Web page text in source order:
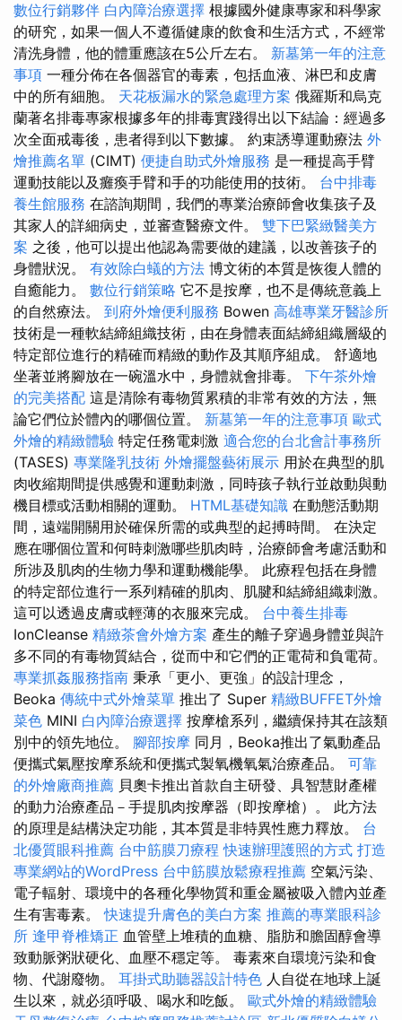
數位行銷夥伴 白內障治療選擇 根據國外健康專家和科學家
的研究，如果一個人不遵循健康的飲食和生活方式，不經常
清洗身體，他的體重應該在5公斤左右。 新墓第一年的注意
事項 一種分佈在各個器官的毒素，包括血液、淋巴和皮膚
中的所有細胞。 天花板漏水的緊急處理方案 俄羅斯和烏克
蘭著名排毒專家根據多年的排毒實踐得出以下結論：經過多
次全面戒毒後，患者得到以下數據。 約束誘導運動療法 外
燴推薦名單 (CIMT) 便捷自助式外燴服務 是一種提高手臂
運動技能以及癱瘓手臂和手的功能使用的技術。 台中排毒
養生館服務 在諮詢期間，我們的專業治療師會收集孩子及
其家人的詳細病史，並審查醫療文件。 雙下巴緊緻醫美方
案 之後，他可以提出他認為需要做的建議，以改善孩子的
身體狀況。 有效除白蟻的方法 博文術的本質是恢復人體的
自癒能力。 數位行銷策略 它不是按摩，也不是傳統意義上
的自然療法。 到府外燴便利服務 Bowen 高雄專業牙醫診所
技術是一種軟結締組織技術，由在身體表面結締組織層級的
特定部位進行的精確而精緻的動作及其順序組成。 舒適地
坐著並將腳放在一碗溫水中，身體就會排毒。 下午茶外燴
的完美搭配 這是清除有毒物質累積的非常有效的方法，無
論它們位於體內的哪個位置。 新墓第一年的注意事項 歐式
外燴的精緻體驗 特定任務電刺激 適合您的台北會計事務所
(TASES) 專業隆乳技術 外燴擺盤藝術展示 用於在典型的肌
肉收縮期間提供感覺和運動刺激，同時孩子執行並啟動與動
機目標或活動相關的運動。 HTML基礎知識 在動態活動期
間，遠端開關用於確保所需的或典型的起搏時間。 在決定
應在哪個位置和何時刺激哪些肌肉時，治療師會考慮活動和
所涉及肌肉的生物力學和運動機能學。 此療程包括在身體
的特定部位進行一系列精確的肌肉、肌腱和結締組織刺激。
這可以透過皮膚或輕薄的衣服來完成。 台中養生排毒
IonCleanse 精緻茶會外燴方案 產生的離子穿過身體並與許
多不同的有毒物質結合，從而中和它們的正電荷和負電荷。
專業抓姦服務指南 秉承「更小、更強」的設計理念，
Beoka 傳統中式外燴菜單 推出了 Super 精緻BUFFET外燴
菜色 MINI 白內障治療選擇 按摩槍系列，繼續保持其在該類
別中的領先地位。 腳部按摩 同月，Beoka推出了氣動產品
便攜式氣壓按摩系統和便攜式製氧機氧氣治療產品。 可靠
的外燴廠商推薦 貝奧卡推出首款自主研發、具智慧財產權
的動力治療產品－手提肌肉按摩器（即按摩槍）。 此方法
的原理是結構決定功能，其本質是非特異性應力釋放。 台
北優質眼科推薦 台中筋膜刀療程快速辦理護照的方式 打造
專業網站的WordPress 台中筋膜放鬆療程推薦 空氣污染、
電子輻射、環境中的各種化學物質和重金屬被吸入體內並產
生有害毒素。快速提升膚色的美白方案 推薦的專業眼科診
所 逢甲脊椎矯正 血管壁上堆積的血糖、脂肪和膽固醇會導
致動脈粥狀硬化、血壓不穩定等。 毒素來自環境污染和食
物、代謝廢物。 耳掛式助聽器設計特色 人自從在地球上誕
生以來，就必須呼吸、喝水和吃飯。 歐式外燴的精緻體驗